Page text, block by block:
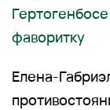
фаворитку
Елена-